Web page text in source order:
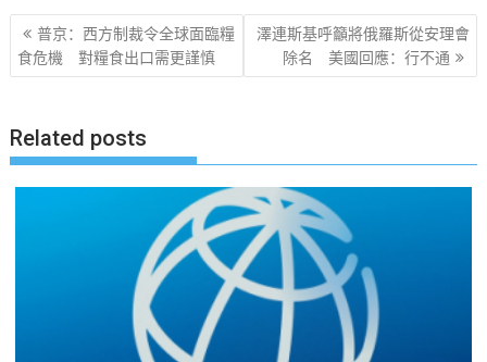
文
章
普京：西方制裁令全球面臨糧
食危機 對糧食出口需更謹慎
澤連斯基呼籲將俄羅斯從安理會
除名 美國回應：行不通
Related posts